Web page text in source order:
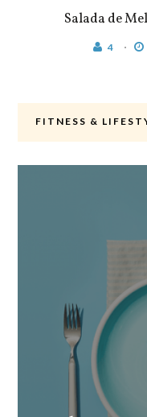
Salada de
4
FITNESS &